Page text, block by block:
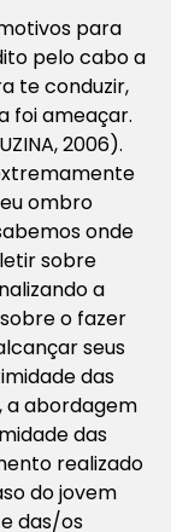
para
pelo cabo a
te conduzir,
foi ameaçar.
2006).
ombro
onde
sobre
a
o fazer
seus
das
a abordagem
das
realizado
do jovem
das/os